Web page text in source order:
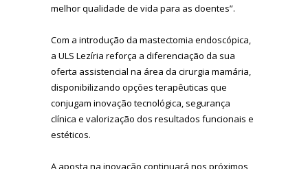
melhor qualidade de vida para as doentes”.
Com a introdução da mastectomia endoscópica,
a ULS Lezíria reforça a diferenciação da sua
oferta assistencial na área da cirurgia mamária,
disponibilizando opções terapêuticas que
conjugam inovação tecnológica, segurança
clínica e valorização dos resultados funcionais e
estéticos.
A aposta na inovação continuará nos próximos